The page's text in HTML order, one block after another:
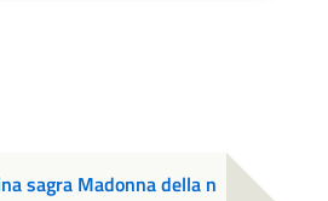
sagra Madonna della n